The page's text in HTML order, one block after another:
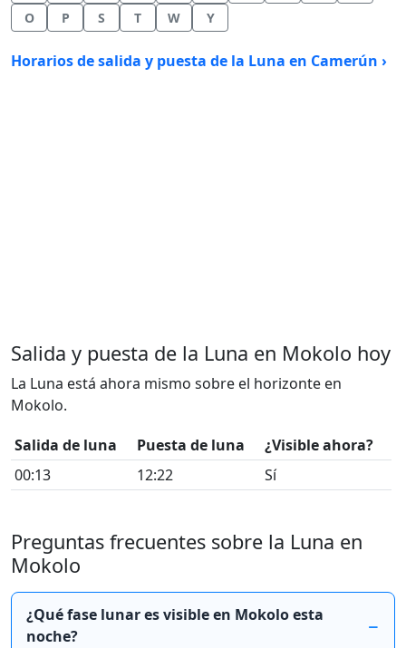
O
P S T W Y
Horarios de salida y puesta de la Luna en Camerún ›
Salida y puesta de la Luna en Mokolo hoy
La Luna está ahora mismo sobre el horizonte en
Mokolo.
Salida de luna
Puesta de luna
¿Visible ahora?
00:13
12:22 Sí
Preguntas frecuentes sobre la Luna en
Mokolo
¿Qué fase lunar es visible en Mokolo esta
noche?